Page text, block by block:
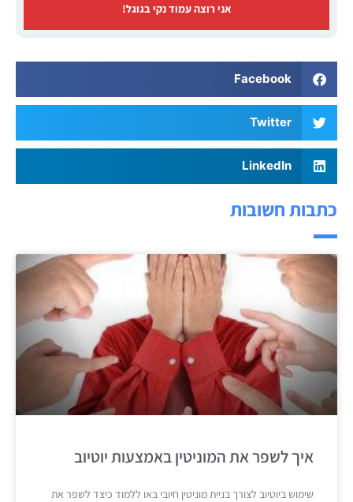
אני רוצה עמוד נקי בגוגל!
Facebook
Twitter
LinkedIn
כתבות חשובות
איך לשפר את המוניטין באמצעות יוטיוב
שימוש ביוטיוב לצורך בניית מוניטין חיובי באו ללמוד כיצד לשפר את